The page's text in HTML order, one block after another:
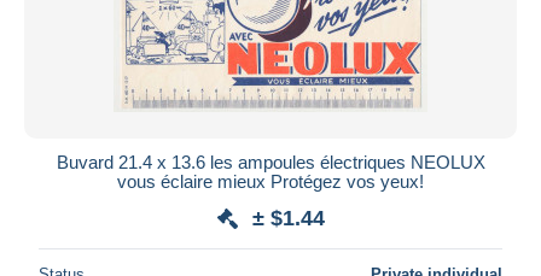
Buvard 21.4 x 13.6 les ampoules électriques NEOLUX
vous éclaire mieux Protégez vos yeux!
± $1.44